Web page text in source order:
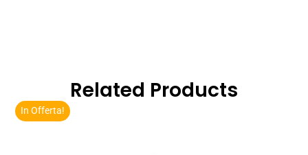
Related Products
In Offerta!